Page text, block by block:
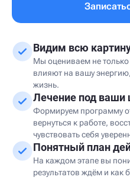
Видим всю
Мы оцениваем не
влияют на вашу
жизнь.
Лечение под ваши
Формируем программу
вернуться к работе,
чувствовать себя
Понятный план
На каждом этапе вы
результатов ждём и как